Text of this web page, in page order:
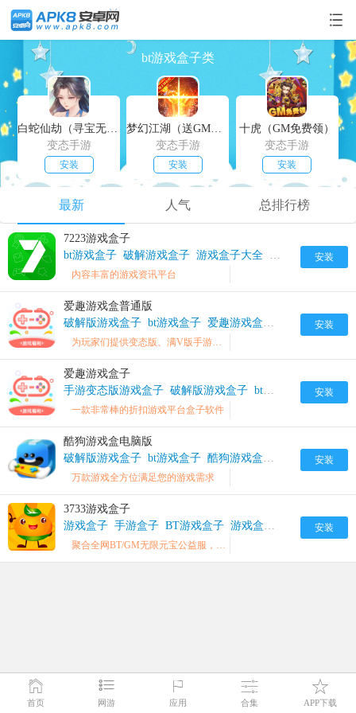
bt游戏盒子类
白蛇仙劫（寻宝无限真充）
变态手游
安装
梦幻江湖（送GM特权）
变态手游
安装
十虎（GM免费领）
变态手游
安装
最新 人气 总排行榜
安装
7223游戏盒子
bt游戏盒子 破解游戏盒子 游戏盒子大全 7223游戏盒破解
内容丰富的游戏资讯平台
安装
爱趣游戏盒普通版
破解版游戏盒子 bt游戏盒子 爱趣游戏盒最新版
为玩家们提供变态版、满V版手游和礼包领取
安装
爱趣游戏盒子
手游变态版游戏盒子 破解版游戏盒子 bt游戏盒子 爱趣游
一款非常棒的折扣游戏平台盒子软件
安装
酷狗游戏盒电脑版
破解版游戏盒子 bt游戏盒子 酷狗游戏盒破解版
万款游戏全方位满足您的游戏需求
安装
3733游戏盒子
游戏盒子 手游盒子 BT游戏盒子 游戏盒子大全 gm游戏盒
聚合全网BT/GM无限元宝公益服，折扣版/无限钻石游戏下载
首页 网游 应用 合集 APP下载